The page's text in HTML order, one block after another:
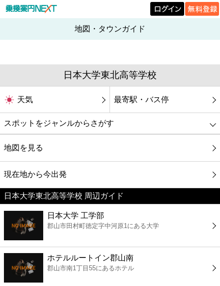
地図・タウンガイド
日本大学東北高等学校
天気 最寄駅・バス停
スポットをジャンルからさがす
グルメ
映画
美容
コンビニ
薬局
スーパー
地図を見る
現在地から今出発
日本大学東北高等学校 周辺ガイド
日本大学 工学部
郡山市田村町徳定字中河原1にある大学
ホテルルートイン郡山南
郡山市南1丁目55にあるホテル